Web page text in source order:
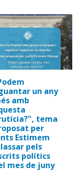
un any
amb
tema
per
Estimem
pels
polítics
mes de juny